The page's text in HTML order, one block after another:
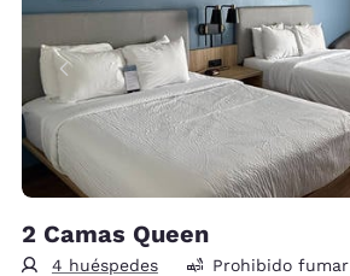
2 Camas Queen
4 huéspedes Prohibido fumar